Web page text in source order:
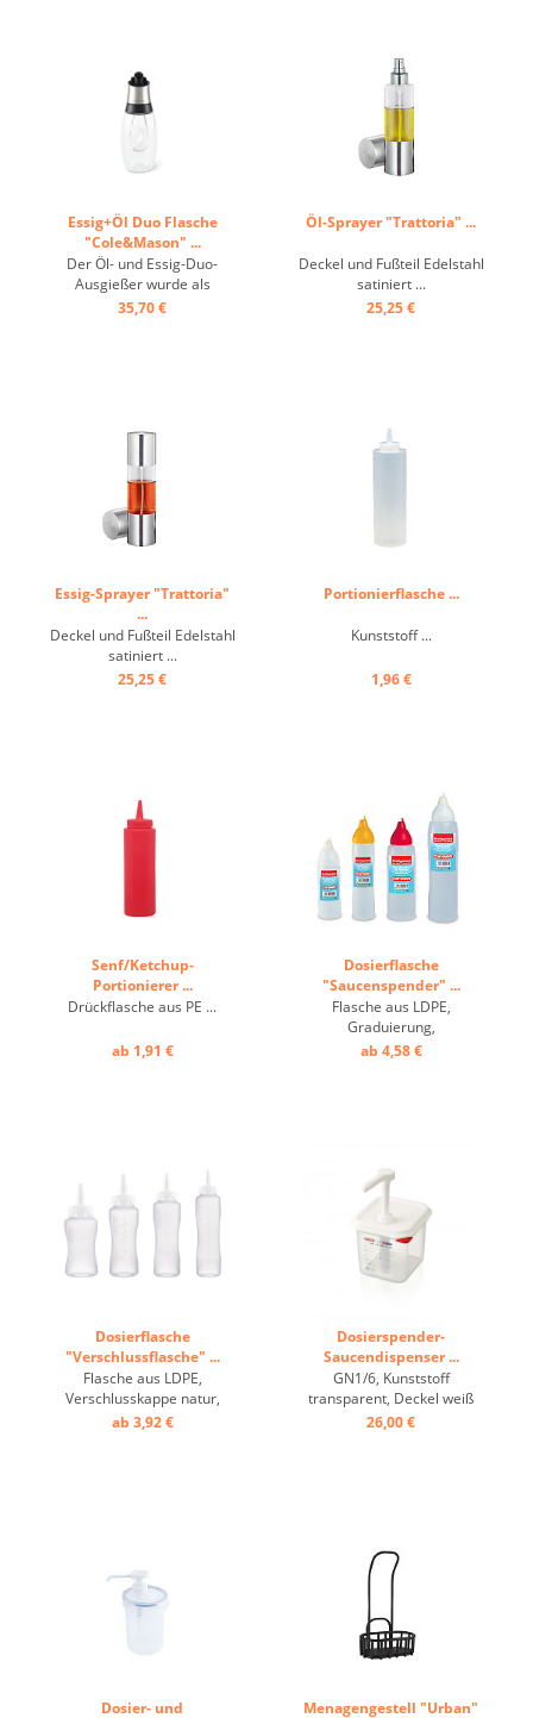
einem einzigartigen
Rückflusssystem, das ...
Essig+Öl Duo Flasche
"Cole&Mason" ...
Der Öl- und Essig-Duo-
Ausgießer wurde als
praktische und elegante
35,70 €
Öl-Sprayer "Trattoria" ...
Deckel und Fußteil Edelstahl
satiniert ...
25,25 €
Essig-Sprayer "Trattoria"
...
Deckel und Fußteil Edelstahl
satiniert ...
25,25 €
Portionierflasche ...
Kunststoff ...
1,96 €
Senf/Ketchup-
Portionierer ...
Drückflasche aus PE ...
ab 1,91 €
Dosierflasche
"Saucenspender" ...
Flasche aus LDPE,
Graduierung,
Silikonverschluss ...
ab 4,58 €
Dosierflasche
"Verschlussflasche" ...
Flasche aus LDPE,
Verschlusskappe natur,
Graduierung ...
ab 3,92 €
Dosierspender-
Saucendispenser ...
GN1/6, Kunststoff
transparent, Deckel weiß
mit Pumpe, Colorclip ...
26,00 €
Dosier- und Menagengestell "Urban"